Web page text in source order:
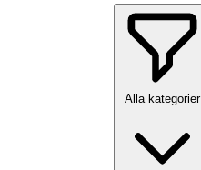
Alla kategorier